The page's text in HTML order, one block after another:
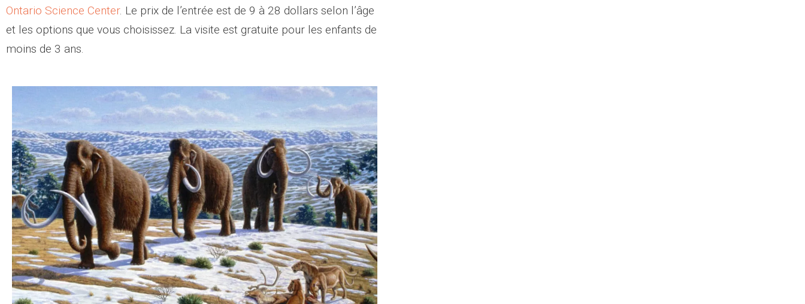
Ontario Science Center. Le prix de l’entrée est de 9 à 28 dollars selon l’âge
et les options que vous choisissez. La visite est gratuite pour les enfants de
moins de 3 ans.